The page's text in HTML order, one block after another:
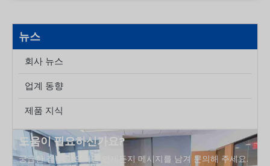
뉴스
회사 뉴스
업계 동향
제품 지식
도움이 필요하신가요?
궁금한 점이 있으시면 언제든지 메시지를 남겨 문의해 주세요.